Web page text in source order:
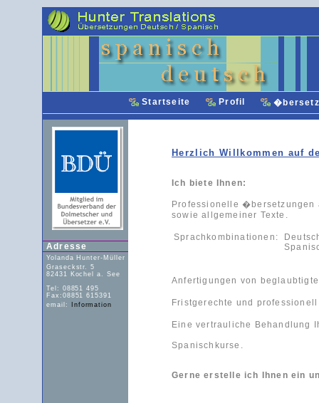
Startseite Profil
Adresse
Yolanda Hunter-Müller
Graseckstr. 5
82431 Kochel a. See
Tel: 08851 495
Fax:08851 615391
email:
Information
Herzlich Willkommen auf
Ich biete Ihnen:
Professionelle �bersetzungen
sowie allgemeiner Texte.
Sprachkombinationen:
Anfertigungen von
Fristgerechte und
Eine vertrauliche Behandlung
Spanischkurse.
Gerne erstelle ich Ihnen ein